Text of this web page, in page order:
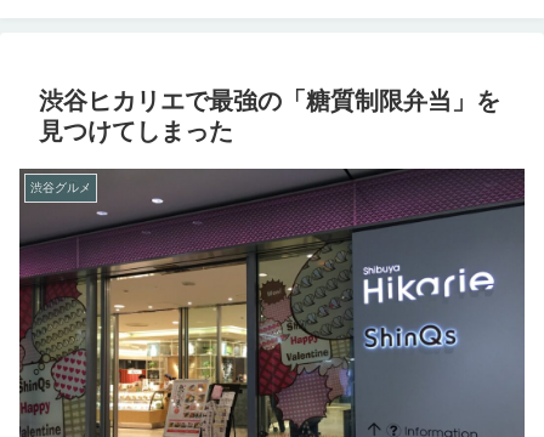
渋谷ヒカリエで最強の「糖質制限弁当」を
見つけてしまった
渋谷グルメ